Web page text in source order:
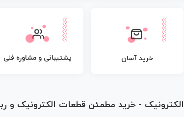
خرید آسان پشتیبانی و مشاوره فنی
الکترونیک - خرید مطمئن قطعات الکترونیک و